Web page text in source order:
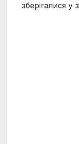
зберігалися у